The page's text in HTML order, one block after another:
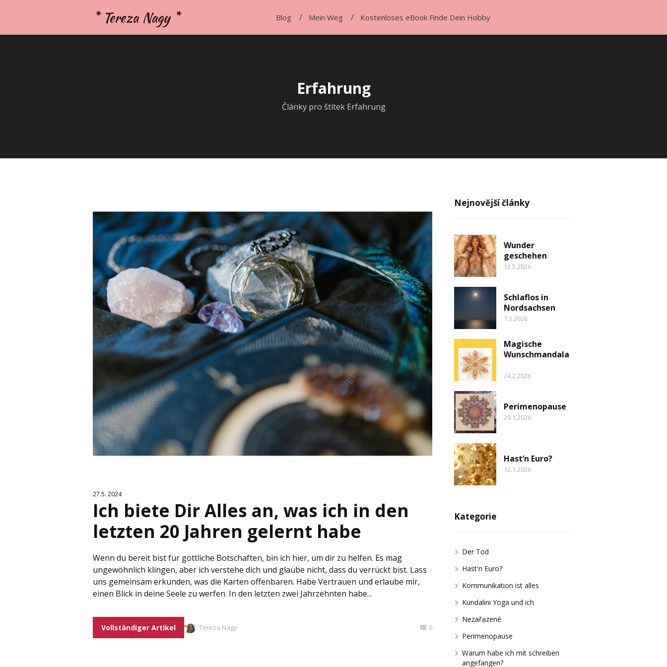
* Tereza Nagy * Blog Mein Weg Kostenloses eBook Finde Dein Hobby
Erfahrung
Články pro štítek Erfahrung
27.5. 2024
Ich biete Dir Alles an, was ich in den
letzten 20 Jahren gelernt habe
Wenn du bereit bist für göttliche Botschaften, bin ich hier, um dir zu helfen. Es mag
ungewöhnlich klingen, aber ich verstehe dich und glaube nicht, dass du verrückt bist. Lass
uns gemeinsam erkunden, was die Karten offenbaren. Habe Vertrauen und erlaube mir,
einen Blick in deine Seele zu werfen. In den letzten zwei Jahrzehnten habe...
Vollständiger Artikel Tereza Nagy 0
Nejnovější články
Wunder
geschehen
12.5.2026
Schlaflos in
Nordsachsen
7.3.2026
Magische
Wunschmandala
24.2.2026
Perimenopause
29.1.2026
Hast’n Euro?
12.1.2026
Kategorie
Der Tod
Hast'n Euro?
Kommunikation ist alles
Kundalini Yoga und ich
Nezařazené
Perimenopause
Warum habe ich mit schreiben
angefangen?